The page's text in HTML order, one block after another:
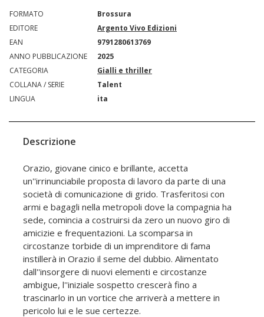
FORMATO
Brossura
EDITORE
Argento Vivo Edizioni
EAN
9791280613769
ANNO PUBBLICAZIONE
2025
CATEGORIA
Gialli e thriller
COLLANA / SERIE
Talent
LINGUA
ita
Descrizione
Orazio, giovane cinico e brillante, accetta
un''irrinunciabile proposta di lavoro da parte di una
società di comunicazione di grido. Trasferitosi con
armi e bagagli nella metropoli dove la compagnia ha
sede, comincia a costruirsi da zero un nuovo giro di
amicizie e frequentazioni. La scomparsa in
circostanze torbide di un imprenditore di fama
instillerà in Orazio il seme del dubbio. Alimentato
dall''insorgere di nuovi elementi e circostanze
ambigue, l''iniziale sospetto crescerà fino a
trascinarlo in un vortice che arriverà a mettere in
pericolo lui e le sue certezze.